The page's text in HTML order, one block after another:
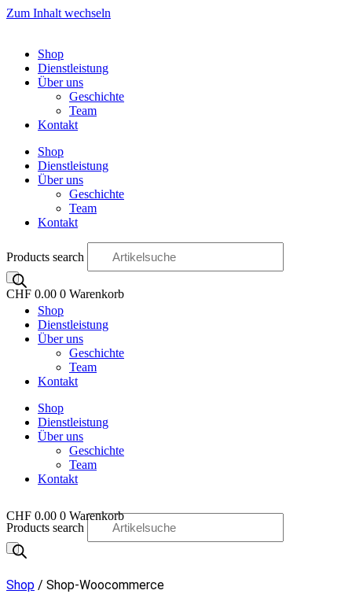
Zum Inhalt wechseln
Shop
Dienstleistung
Über uns
Geschichte
Team
Kontakt
Shop
Dienstleistung
Über uns
Geschichte
Team
Kontakt
Products search
CHF 0.00 0 Warenkorb
OO
Shop
Dienstleistung
Über uns
Geschichte
Team
Kontakt
Shop
Dienstleistung
Über uns
Geschichte
Team
Kontakt
CHF 0.00 0 Warenkorb
OO
Products search
Shop / Shop-Woocommerce